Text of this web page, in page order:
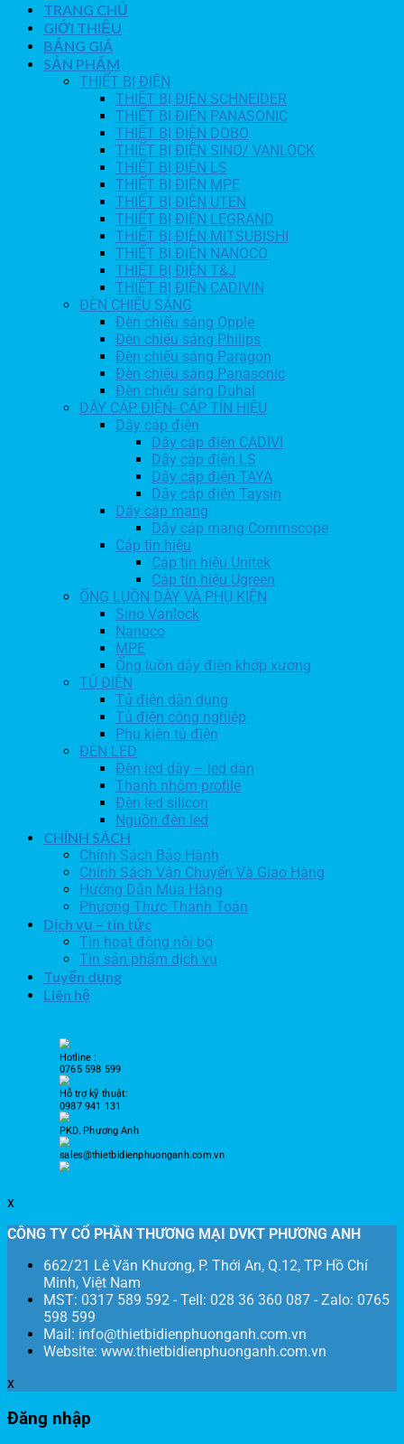
TRANG CHỦ
GIỚI THIỆU
BẢNG GIÁ
SẢN PHẨM
THIẾT BỊ ĐIỆN
THIẾT BỊ ĐIỆN SCHNEIDER
THIẾT BỊ ĐIỆN PANASONIC
THIẾT BỊ ĐIỆN DOBO
THIẾT BỊ ĐIỆN SINO/ VANLOCK
THIẾT BỊ ĐIỆN LS
THIẾT BỊ ĐIỆN MPE
THIẾT BỊ ĐIỆN UTEN
THIẾT BỊ ĐIỆN LEGRAND
THIẾT BỊ ĐIỆN MITSUBISHI
THIẾT BỊ ĐIỆN NANOCO
THIẾT BỊ ĐIỆN T&J
THIẾT BỊ ĐIỆN CADIVIN
ĐÈN CHIẾU SÁNG
Đèn chiếu sáng Opple
Đèn chiếu sáng Philips
Đèn chiếu sáng Paragon
Đèn chiếu sáng Panasonic
Đèn chiếu sáng Duhal
DÂY CÁP ĐIỆN- CÁP TÍN HIỆU
Dây cáp điện
Dây cáp điện CADIVI
Dây cáp điện LS
Dây cáp điện TAYA
Dây cáp điện Taysin
Dây cáp mạng
Dây cáp mạng Commscope
Cáp tín hiệu
Cáp tín hiệu Unitek
Cáp tín hiệu Ugreen
ỐNG LUỒN DÂY VÀ PHỤ KIỆN
Sino Vanlock
Nanoco
MPE
Ống luồn dây điện khớp xương
TỦ ĐIỆN
Tủ điện dân dụng
Tủ điện công nghiệp
Phụ kiện tủ điện
ĐÈN LED
Đèn led dây – led dán
Thanh nhôm profile
Đèn led silicon
Nguồn đèn led
CHÍNH SÁCH
Chính Sách Bảo Hành
Chính Sách Vận Chuyển Và Giao Hàng
Hướng Dẫn Mua Hàng
Phương Thức Thanh Toán
Dịch vụ – tin tức
Tin hoạt động nội bộ
Tin sản phẩm dịch vụ
Tuyển dụng
Liên hệ
Hotline :
0765 598 599
Hỗ trợ kỹ thuật:
0987 941 131
PKD. Phương Anh
sales@thietbidienphuonganh.com.vn
x
CÔNG TY CỔ PHẦN THƯƠNG MẠI DVKT PHƯƠNG ANH
662/21 Lê Văn Khương, P. Thới An, Q.12, TP Hồ Chí
Minh, Việt Nam
MST: 0317 589 592 - Tell: 028 36 360 087 - Zalo: 0765
598 599
Mail: info@thietbidienphuonganh.com.vn
Website: www.thietbidienphuonganh.com.vn
x
Đăng nhập